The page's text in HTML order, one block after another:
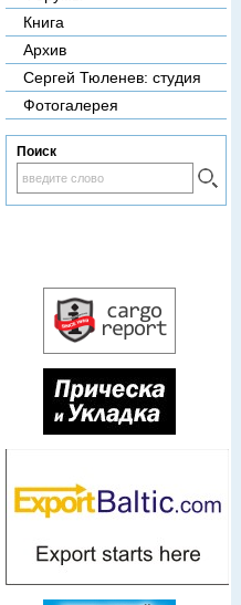
Книга
Архив
Сергей Тюленев: студия
Фотогалерея
Поиск